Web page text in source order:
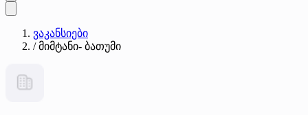
ვაკანსიები
/ მიმტანი- ბათუმი